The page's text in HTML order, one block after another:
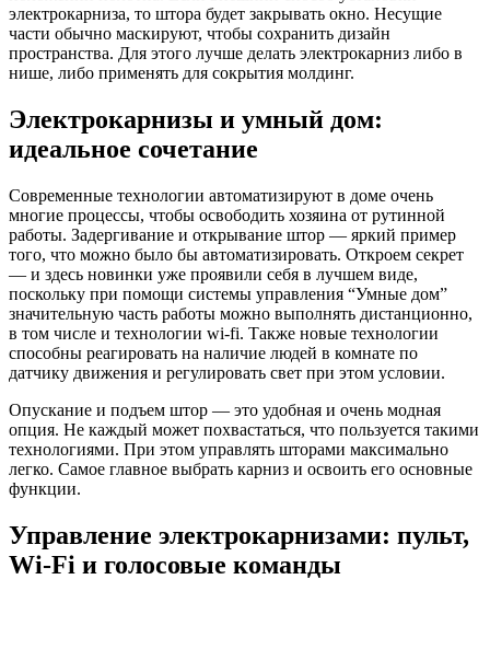
электрокарниза, то штора будет закрывать окно. Несущие
части обычно маскируют, чтобы сохранить дизайн
пространства. Для этого лучше делать электрокарниз либо в
нише, либо применять для сокрытия молдинг.
Электрокарнизы и умный дом:
идеальное сочетание
Современные технологии автоматизируют в доме очень
многие процессы, чтобы освободить хозяина от рутинной
работы. Задергивание и открывание штор — яркий пример
того, что можно было бы автоматизировать. Откроем секрет
— и здесь новинки уже проявили себя в лучшем виде,
поскольку при помощи системы управления “Умные дом”
значительную часть работы можно выполнять дистанционно,
в том числе и технологии wi-fi. Также новые технологии
способны реагировать на наличие людей в комнате по
датчику движения и регулировать свет при этом условии.
Опускание и подъем штор — это удобная и очень модная
опция. Не каждый может похвастаться, что пользуется такими
технологиями. При этом управлять шторами максимально
легко. Самое главное выбрать карниз и освоить его основные
функции.
Управление электрокарнизами: пульт,
Wi-Fi и голосовые команды